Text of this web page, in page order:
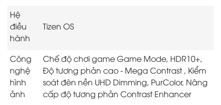
Hệ
điều
hành
Tizen OS
Công
nghệ
hình
ảnh
Chế độ chơi game Game Mode, HDR10+,
Độ tương phản cao - Mega Contrast , Kiểm
soát đèn nền UHD Dimming, PurColor, Nâng
cấp độ tương phản Contrast Enhancer